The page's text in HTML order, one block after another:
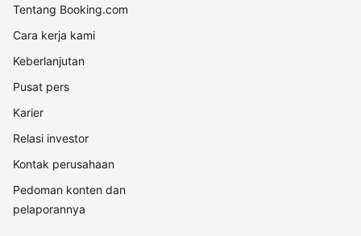
Tentang Booking.com
Cara kerja kami
Keberlanjutan
Pusat pers
Karier
Relasi investor
Kontak perusahaan
Pedoman konten dan
pelaporannya